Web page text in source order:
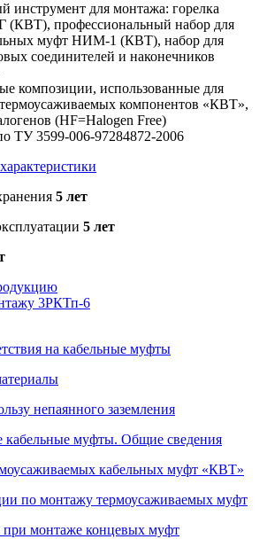
инструмент для монтажа: горелка
(КВТ), профессиональный набор для
муфт НИМ-1 (КВТ), набор для
соединителей и наконечников
композиции, использованные для
компонентов «КВТ»,
(HF=Halogen Free)
ТУ 3599-006-97284872-2006
5 лет
5 лет
3РКТп-6
на кабельные муфты
непаянного заземления
кабельные муфты. Общие сведения
кабельных муфт «КВТ»
по монтажу термоусаживаемых муфт
монтаже концевых муфт